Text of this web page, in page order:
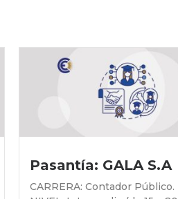
Pasantía: GALA S.A
CARRERA: Contador Público.